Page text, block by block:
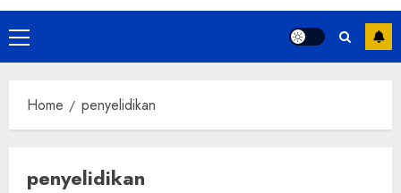
Primary
Menu
Home penyelidikan
penyelidikan